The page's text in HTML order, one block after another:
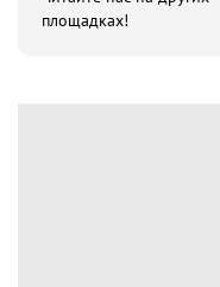
площадках!